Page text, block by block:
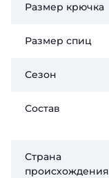
Размер крючка
Размер спиц
Сезон
Состав
Страна
происхождения